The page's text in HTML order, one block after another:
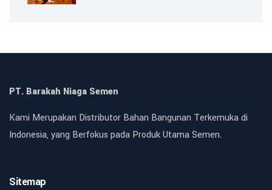
PT. Barakah Niaga Semen
Kami Merupakan Distributor Bahan Bangunan Terkemuka di
Indonesia, yang Berfokus pada Produk Utama Semen.
Sitemap